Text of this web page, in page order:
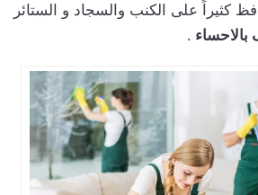
كثيراً على الكنب والسجاد و الستائر
.